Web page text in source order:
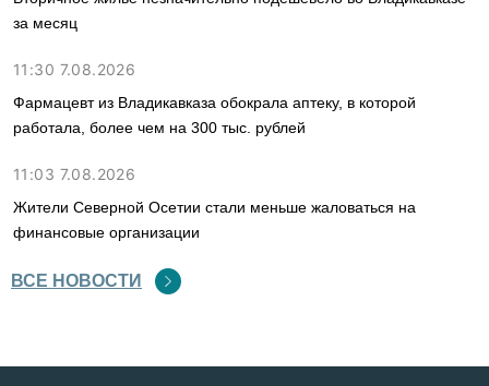
за месяц
11:30 7.08.2026
Фармацевт из Владикавказа обокрала аптеку, в которой
работала, более чем на 300 тыс. рублей
11:03 7.08.2026
Жители Северной Осетии стали меньше жаловаться на
финансовые организации
ВСЕ НОВОСТИ